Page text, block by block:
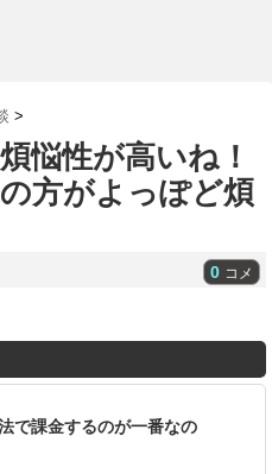
>
悩性が高いね！
方がよっぽど煩
0 コメ
で課金するのが一番なの